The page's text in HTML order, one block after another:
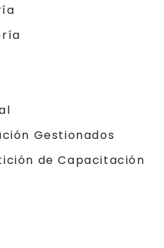
Gestionados
de Capacitación